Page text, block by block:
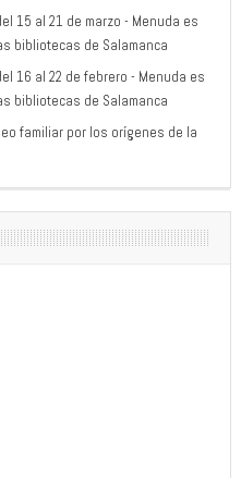
15 al 21 de marzo - Menuda es
bibliotecas de Salamanca
16 al 22 de febrero - Menuda es
bibliotecas de Salamanca
familiar por los orígenes de la